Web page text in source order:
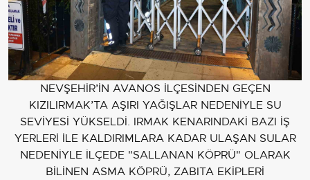
NEVŞEHİR’İN AVANOS İLÇESİNDEN GEÇEN
KIZILIRMAK’TA AŞIRI YAĞIŞLAR NEDENİYLE SU
SEVİYESİ YÜKSELDİ. IRMAK KENARINDAKİ BAZI İŞ
YERLERİ İLE KALDIRIMLARA KADAR ULAŞAN SULAR
NEDENİYLE İLÇEDE "SALLANAN KÖPRÜ" OLARAK
BİLİNEN ASMA KÖPRÜ, ZABITA EKİPLERİ